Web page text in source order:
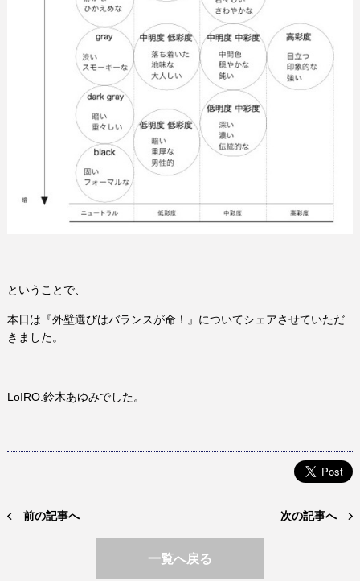
ということで、
本日は『外壁選びはバランスが命！』についてシェアさせていただ
きました。
LoIRO.鈴木あゆみでした。
前の記事へ 次の記事へ
一覧へ戻る